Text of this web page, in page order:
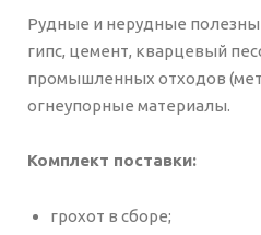
Рудные и нерудные
гипс, цемент, кварцевый
промышленных отходов
огнеупорные материалы.
Комплект поставки:
грохот в сборе;